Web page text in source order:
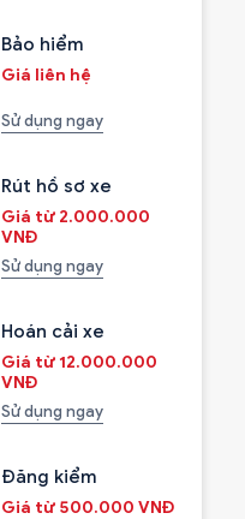
Bảo hiểm
Giá liên hệ
Sử dụng ngay
Rút hồ sơ xe
Giá từ 2.000.000
VNĐ
Sử dụng ngay
Hoán cải xe
Giá từ 12.000.000
VNĐ
Sử dụng ngay
Đăng kiểm
Giá từ 500.000 VNĐ